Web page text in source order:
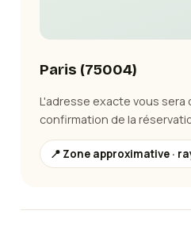
Paris (75004)
L'adresse exacte vous sera
confirmation de la
📍 Zone approximative ·